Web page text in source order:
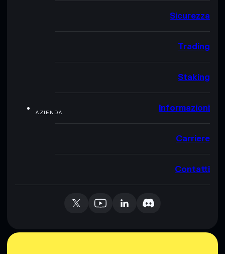
Sicurezza
Trading
Staking
AZIENDA Informazioni
Carriere
Contatti